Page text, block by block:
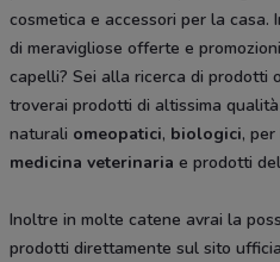
cosmetica e accessori per la casa.
di meravigliose offerte e
capelli? Sei alla ricerca di prodotti
troverai prodotti di altissima
naturali omeopatici, biologici,
medicina veterinaria e prodotti
Inoltre in molte catene avrai la
prodotti direttamente sul sito